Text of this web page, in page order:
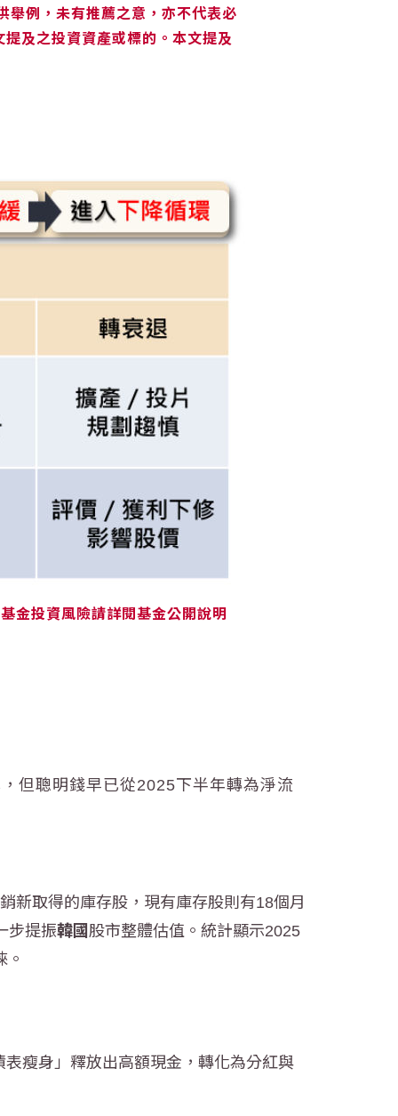
舉例，未有推薦之意，亦不代表必
及之投資資產或標的。本文提及
金投資風險請詳閱基金公開說明
但聰明錢早已從2025下半年轉為淨流
新取得的庫存股，現有庫存股則有18個月
步提振韓國 股市整體估值。統計顯示2025
瘦身」釋放出高額現金，轉化為分紅與